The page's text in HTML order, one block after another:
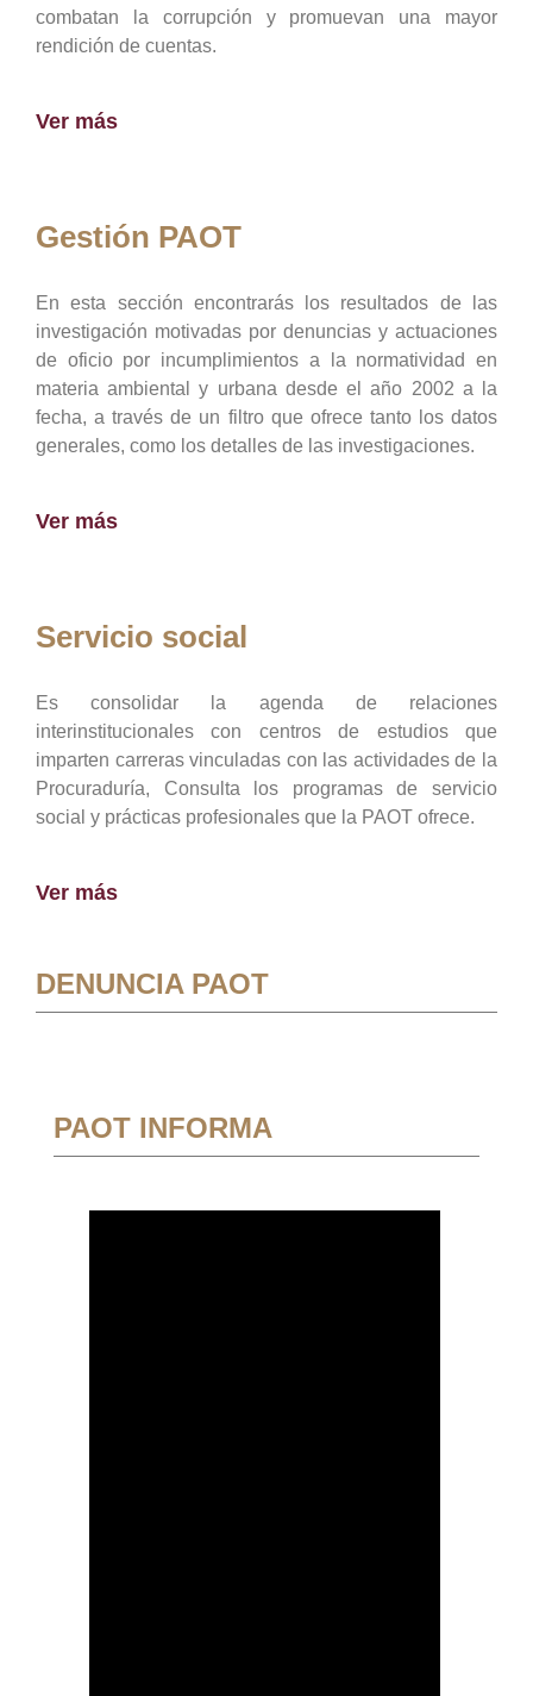
combatan la corrupción y promuevan una mayor
rendición de cuentas.
Ver más
Gestión PAOT
En esta sección encontrarás los resultados de las
investigación motivadas por denuncias y actuaciones
de oficio por incumplimientos a la normatividad en
materia ambiental y urbana desde el año 2002 a la
fecha, a través de un filtro que ofrece tanto los datos
generales, como los detalles de las investigaciones.
Ver más
Servicio social
Es consolidar la agenda de relaciones
interinstitucionales con centros de estudios que
imparten carreras vinculadas con las actividades de la
Procuraduría, Consulta los programas de servicio
social y prácticas profesionales que la PAOT ofrece.
Ver más
DENUNCIA PAOT
PAOT INFORMA